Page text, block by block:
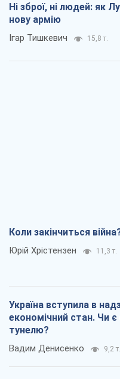
Ні зброї, ні людей: як
нову армію
Ігар Тишкевич 15,8 т.
Коли закінчиться
Юрій Хрістензен 11,3 т.
Україна вступила в
економічний стан. Чи є
тунелю?
Вадим Денисенко 9,2 т.